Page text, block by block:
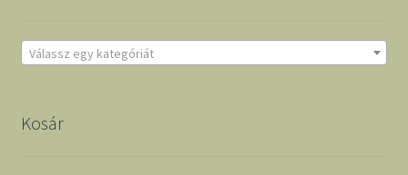
Válassz egy kategóriát
Kosár